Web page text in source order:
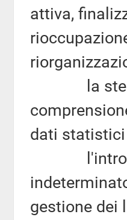
attiva,
la stessa
dati
gestione dei